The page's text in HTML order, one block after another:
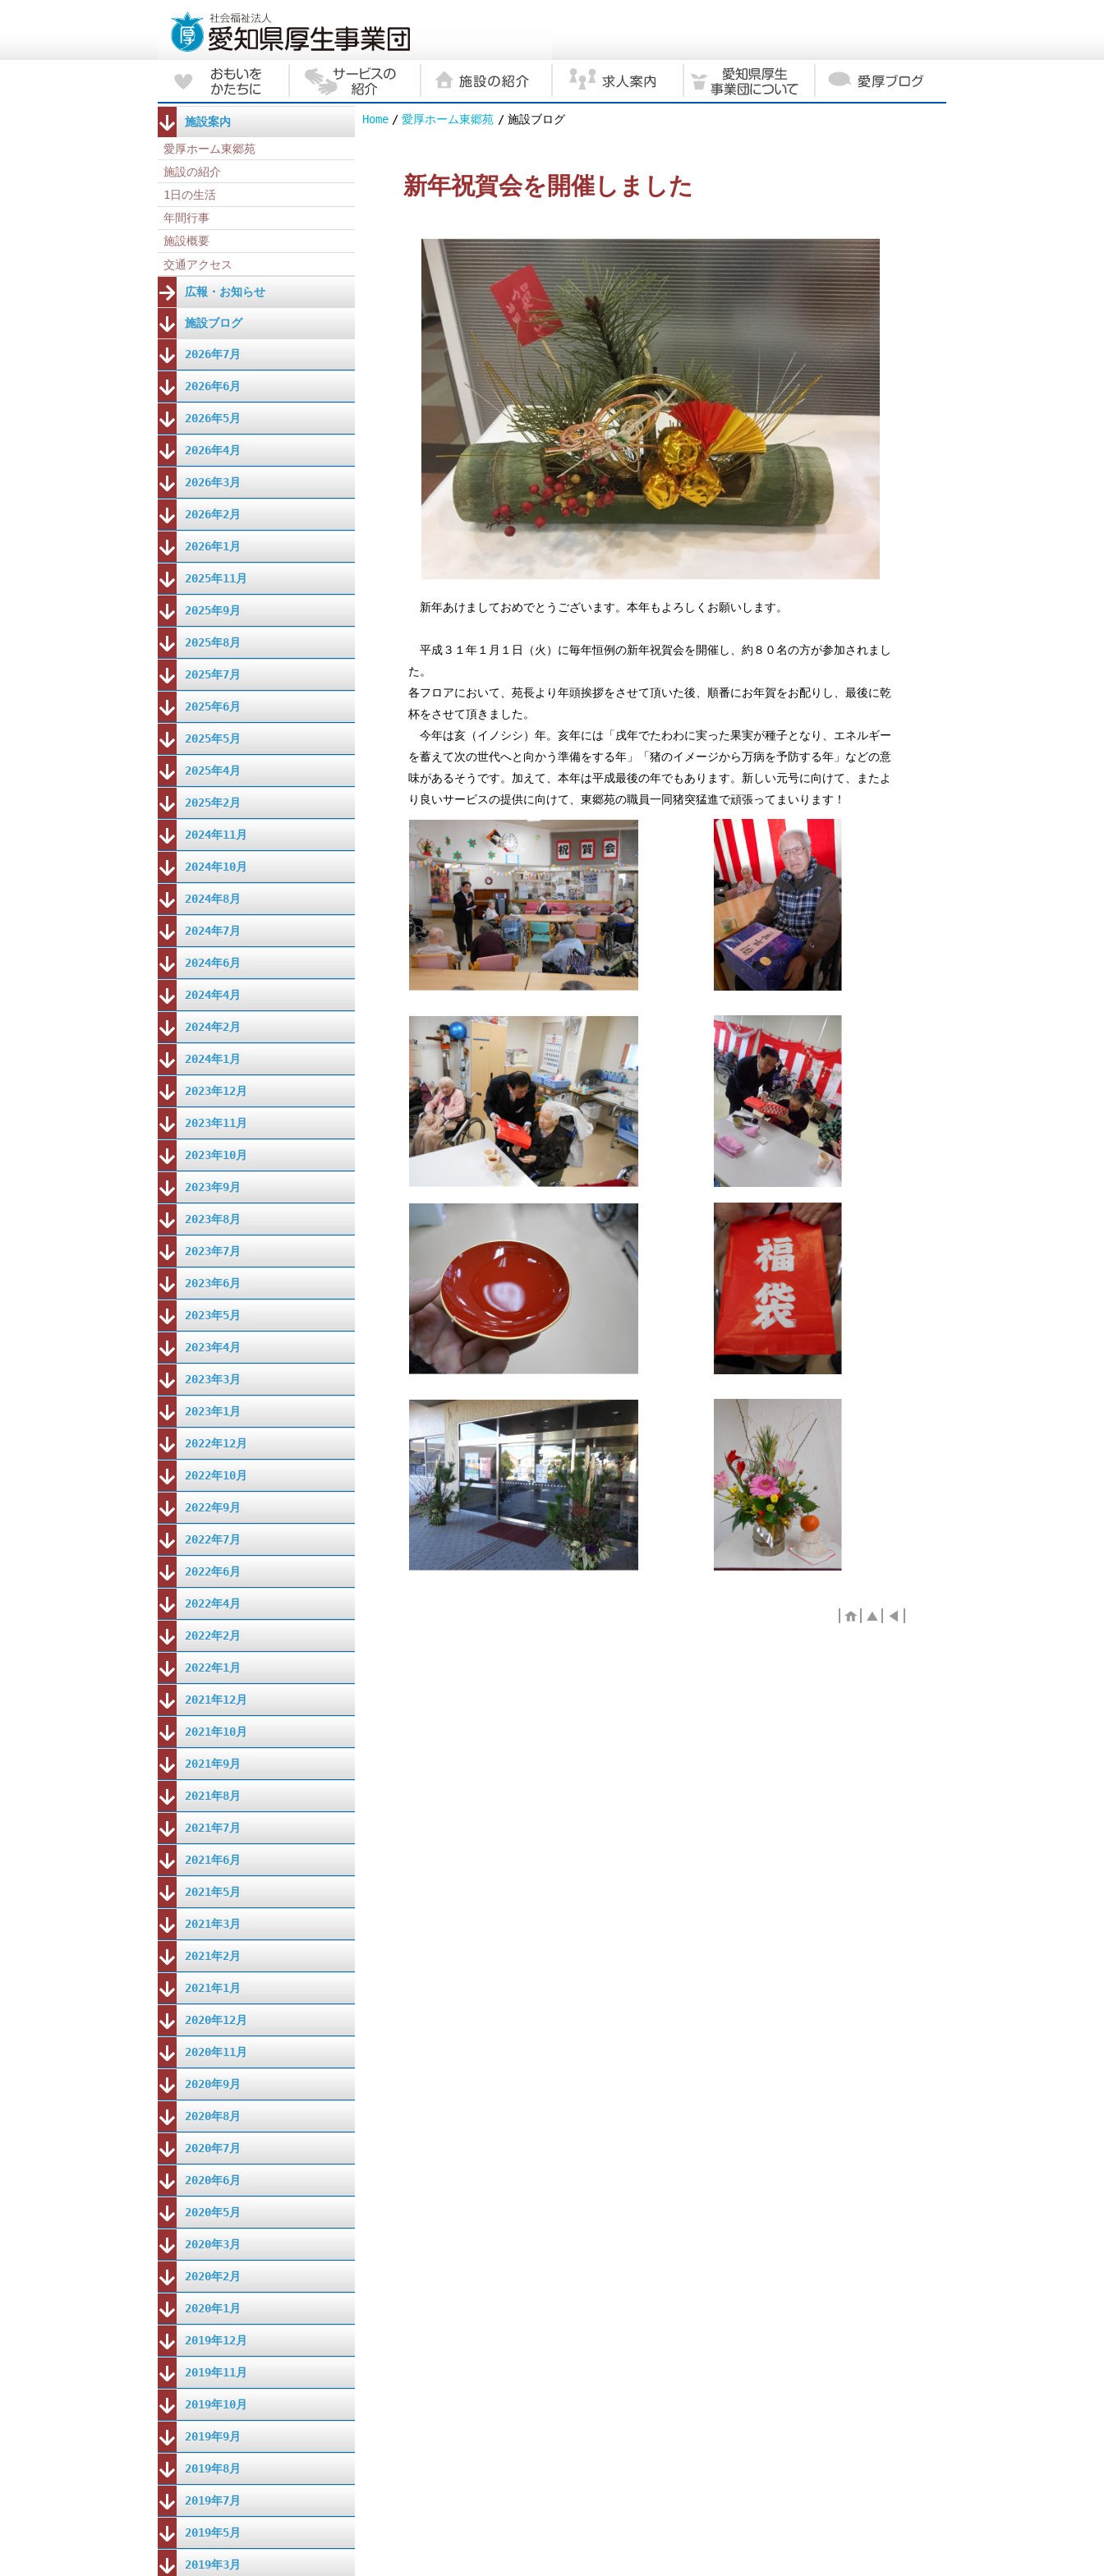
Home 愛厚ホーム東郷苑 施設ブログ
新年祝賀会を開催しました
新年あけましておめでとうございます。本年もよろしくお願いします。
平成３１年１月１日（火）に毎年恒例の新年祝賀会を開催し、約８０名の方が参加されまし
た。
各フロアにおいて、苑長より年頭挨拶をさせて頂いた後、順番にお年賀をお配りし、最後に乾
杯をさせて頂きました。
今年は亥（イノシシ）年。亥年には「戌年でたわわに実った果実が種子となり、エネルギー
を蓄えて次の世代へと向かう準備をする年」「猪のイメージから万病を予防する年」などの意
味があるそうです。加えて、本年は平成最後の年でもあります。新しい元号に向けて、またよ
り良いサービスの提供に向けて、東郷苑の職員一同猪突猛進で頑張ってまいります！
施設案内
愛厚ホーム東郷苑
施設の紹介
1日の生活
年間行事
施設概要
交通アクセス
広報・お知らせ
施設ブログ
2026年7月
2026年6月
2026年5月
2026年4月
2026年3月
2026年2月
2026年1月
2025年11月
2025年9月
2025年8月
2025年7月
2025年6月
2025年5月
2025年4月
2025年2月
2024年11月
2024年10月
2024年8月
2024年7月
2024年6月
2024年4月
2024年2月
2024年1月
2023年12月
2023年11月
2023年10月
2023年9月
2023年8月
2023年7月
2023年6月
2023年5月
2023年4月
2023年3月
2023年1月
2022年12月
2022年10月
2022年9月
2022年7月
2022年6月
2022年4月
2022年2月
2022年1月
2021年12月
2021年10月
2021年9月
2021年8月
2021年7月
2021年6月
2021年5月
2021年3月
2021年2月
2021年1月
2020年12月
2020年11月
2020年9月
2020年8月
2020年7月
2020年6月
2020年5月
2020年3月
2020年2月
2020年1月
2019年12月
2019年11月
2019年10月
2019年9月
2019年8月
2019年7月
2019年5月
2019年3月